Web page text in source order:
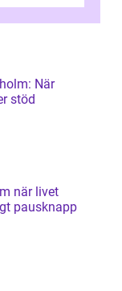
När
stöd
pausknapp